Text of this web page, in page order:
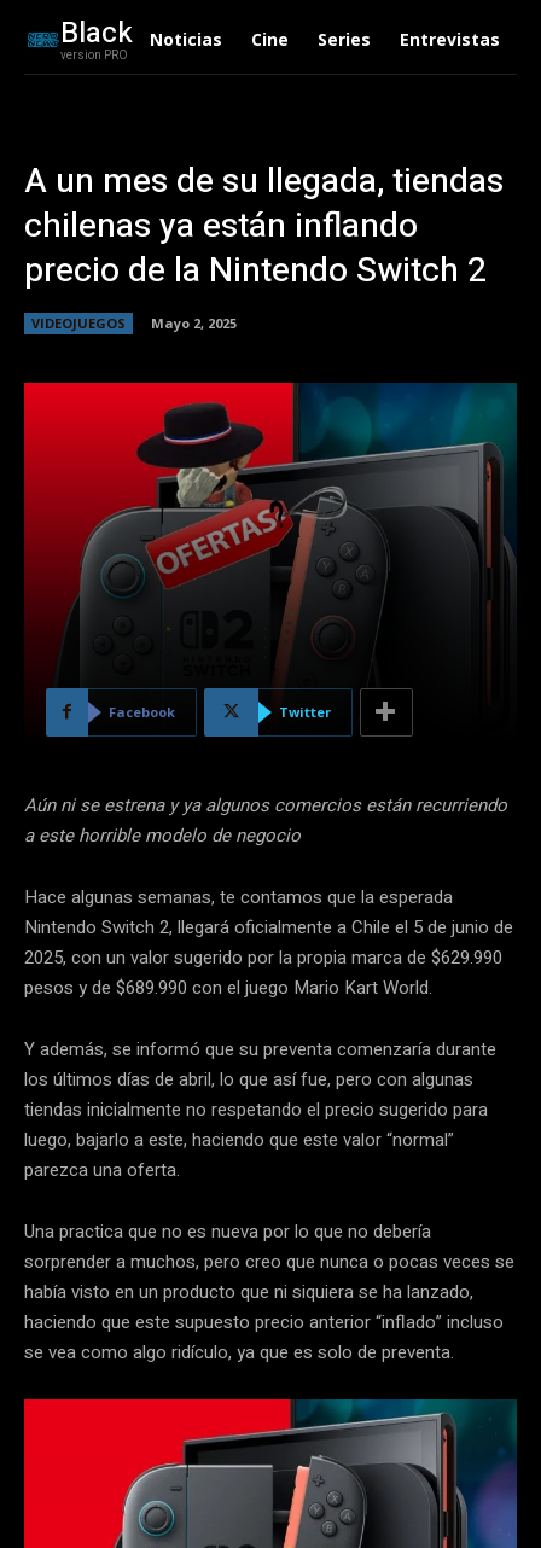
Black
version PRO
Noticias Cine Series Entrevistas
A un mes de su llegada, tiendas
chilenas ya están inflando
precio de la Nintendo Switch 2
VIDEOJUEGOS Mayo 2, 2025
Facebook Twitter
Aún ni se estrena y ya algunos comercios están recurriendo
a este horrible modelo de negocio
Hace algunas semanas, te contamos que la esperada
Nintendo Switch 2, llegará oficialmente a Chile el 5 de junio de
2025, con un valor sugerido por la propia marca de $629.990
pesos y de $689.990 con el juego Mario Kart World.
Y además, se informó que su preventa comenzaría durante
los últimos días de abril, lo que así fue, pero con algunas
tiendas inicialmente no respetando el precio sugerido para
luego, bajarlo a este, haciendo que este valor “normal”
parezca una oferta.
Una practica que no es nueva por lo que no debería
sorprender a muchos, pero creo que nunca o pocas veces se
había visto en un producto que ni siquiera se ha lanzado,
haciendo que este supuesto precio anterior “inflado” incluso
se vea como algo ridículo, ya que es solo de preventa.